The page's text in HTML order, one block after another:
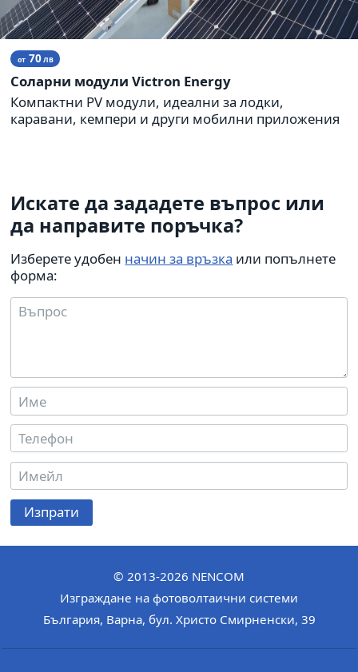
от70ЛВ
Соларни модули Victron Energy
Компактни PV модули, идеални за лодки,
каравани, кемпери и други мобилни приложения
Искате да зададете въпрос или
да направите поръчка?
Изберете удобен начин за връзка или попълнете
форма:
Изпрати
© 2013-2026 NENCOM
Изграждане на фотоволтаични системи
България, Варна, бул. Христо Смирненски, 39